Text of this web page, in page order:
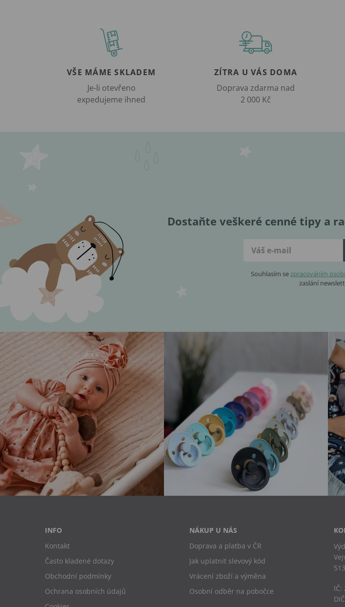
VŠE MÁME SKLADEM
Je-li otevřeno
expedujeme ihned
ZÍTRA U VÁS DOMA
Doprava zdarma nad
2 000 Kč
Dostaňte veškeré cenné tipy a
Souhlasím sezpracováním
zaslání
INFO
Kontakt
Často kladené dotazy
Obchodní podmínky
Ochrana osobních údajů
NÁKUP U NÁS
Doprava a platba v ČR
Jak uplatnit slevový kód
Vrácení zboží a výměna
Osobní odběr na pobočce
IČ: